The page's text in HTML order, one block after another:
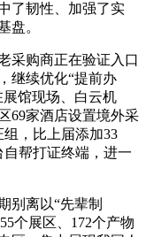
了韧性、加强了实
盘。
购商正在验证入口
继续优化“提前办
馆现场、白云机
69家酒店设置境外采
，比上届添加33
帮打证终端，进一
离以“先辈制
个展区、172个产物